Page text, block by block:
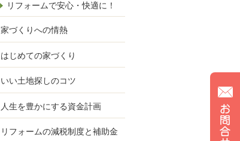
リフォームで安心・快適に！
家づくりへの情熱
はじめての家づくり
いい土地探しのコツ
人生を豊かにする資金計画
リフォームの減税制度と補助金